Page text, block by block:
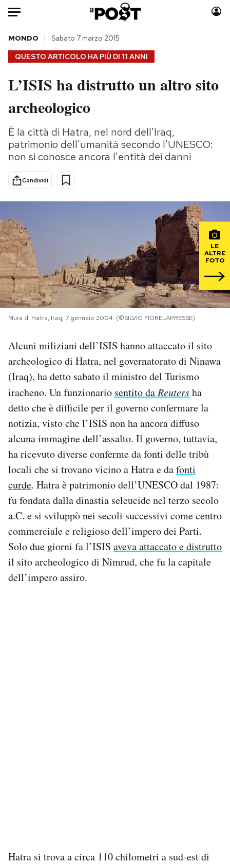
Auto
HOME
Italia
Politica
Tecnologia
Internet
Scienza
Cultura
Economia
Moda
Storie/Idee
Ok Boomer!
Media
Mondiali calcio 2026
PODCAST
NEWSLETTER
I MIEI PREFERITI
SHOP
AREA PERSONALE
Area Personale
Newsletter
Notifiche mobile
Regala il Post
Hai bisogno di aiuto?
QUESTO ARTICOLO HA PIÙ DI 11 ANNI
MONDO Sabato 7 marzo 2015
L’ISIS ha distrutto un altro sito
archeologico
È la città di Hatra, nel nord dell'Iraq,
patrimonio dell'umanità secondo l'UNESCO:
non si conosce ancora l'entità dei danni
Condividi
LE
ALTRE
FOTO
Mura di Hatra, Iraq, 7 gennaio 2004. (©SILVIO FIORELAPRESSE)
Alcuni miliziani dell’ISIS hanno attaccato il sito
archeologico di Hatra, nel governatorato di Ninawa
(Iraq), ha detto sabato il ministro del Turismo
iracheno. Un funzionario sentito da Reutersha
detto che è difficile per il governo confermare la
notizia, visto che l’ISIS non ha ancora diffuso
alcuna immagine dell’assalto. Il governo, tuttavia,
ha ricevuto diverse conferme da fonti delle tribù
locali che si trovano vicino a Hatra e dafonti
curde. Hatra è patrimonio dell’UNESCO dal 1987:
fu fondata dalla dinastia seleucide nel terzo secolo
a.C. e si sviluppò nei secoli successivi come centro
commerciale e religioso dell’impero dei Parti.
Solo due giorni fa l’ISIS aveva attaccato e distrutto
il sito archeologico di Nimrud, che fu la capitale
dell’impero assiro.
Hatra si trova a circa 110 chilometri a sud-est di